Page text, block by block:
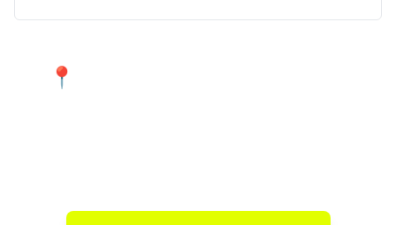
📍 Atendimento 24 horas nos